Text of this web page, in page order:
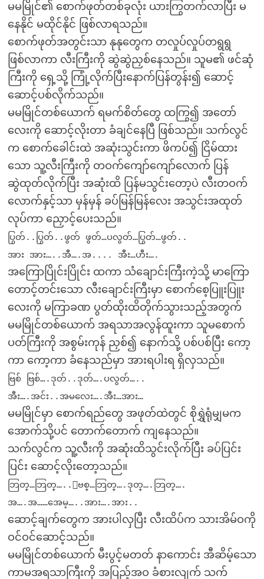
မမမြိုင်၏ စောက်ဖုတ်တစ်ခုလုံး ယားကြွတက်လာပြီး မ
နေနိုင် မထိုင်နိုင် ဖြစ်လာရသည်။
စောက်ဖုတ်အတွင်းသာ နုနုတွေက တလှုပ်လှုပ်တရွရွ
ဖြစ်လာကာ လီးကြီးကို ဆွဲဆွဲညှစ်နေသည်။ သူမ၏ ဖင်ဆုံ
ကြီးကို ရှေ့သို့ ကြုံ့လိုက်ပြီးနောက်ပြန်တွန်း၍ ဆောင့်
ဆောင့်ပစ်လိုက်သည်။
မမမြိုင်တစ်ယောက် ရမက်စိတ်တွေ ထကြွ၍ အတော်
လေးကို ဆောင့်လိုးတာ ခံချင်နေပြီ ဖြစ်သည်။ သက်လွင်
က စောက်ခေါင်းထဲ အဆုံးသွင်းကာ ဖိကပ်၍ ငြိမ်ထား
သော သူ့လီးကြီးကို တဝက်ကျော်ကျော်လောက် ပြန်
ဆွဲထုတ်လိုက်ပြီး အဆုံးထိ ပြန်မသွင်းတော့ပဲ လီးတဝက်
လောက်နှင့်သာ မှန်မှန် ခပ်မြန်မြန်လေး အသွင်းအထုတ်
လုပ်ကာ ညှောင့်ပေးသည်။
ပြွတ်..ပြွတ်..ဖွတ် ဖွတ်…ပလွတ်…ပြွတ်…ဖွတ်..
အား အား…..အီ….အ.... အီး…ဟီး….
အကြောပြိုင်းပြိုင်း ထကာ သံချောင်းကြီးကဲ့သို့ မာကြော
တောင့်တင်းသော လီးချောင်းကြီးမှာ စောက်စေ့ပြူးပြူး
လေးကို မကြာခဏ ပွတ်ထိုးထိတိုက်သွားသည့်အတွက်
မမမြိုင်တစ်ယောက် အရသာအလွန်ထူးကာ သူမစောက်
ပတ်ကြီးကို အစွမ်းကုန် ညှစ်၍ နောက်သို့ ပစ်ပစ်ပြီး ကော့
ကာ ကော့ကာ ခံနေသည်မှာ အားရပါးရ ရှိလှသည်။
ဗြစ် ဗြစ်….ဒုတ်..ဒုတ်….ပလွတ်…..
အီး….အင်း..အမလေး….အီး…အား…
မမမြိုင်မှာ စောက်ရည်တွေ အဖုတ်ထဲတွင် စိုရွှဲရုံမျှမက
အောက်သို့ပင် တောက်တောက် ကျနေသည်။
သက်လွင်က သူ့လီးကို အဆုံးထိသွင်းလိုက်ပြီး ခပ်ပြင်း
ပြင်း ဆောင့်လိုးတော့သည်။
ဘြတ္…ဘြတ္…..ျဗစ္…ဘြတ္….ဒုတ္….ဘြတ္….
အ….အ……အေမ့…..အား….အား..
ဆောင့်ချက်တွေက အားပါလှပြီး လီးထိပ်က သားအိမ်ဝကို
ဝင်ဝင်ဆောင့်သည်။
မမမြိုင်တစ်ယောက် မီးပွင့်မတတ် နာကောင်း အီဆိမ့်သော
ကာမအရသာကြီးကို အပြည့်အဝ ခံစားလျက် သက်